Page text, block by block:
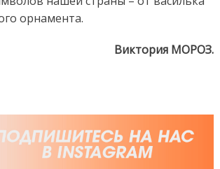
орнамента.
Виктория МОРОЗ.